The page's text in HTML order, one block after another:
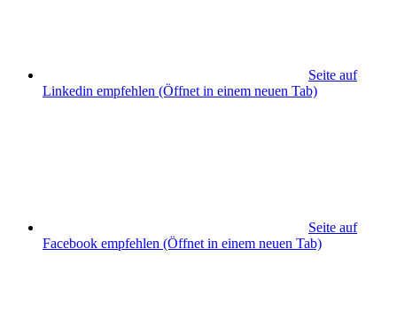
Seite auf
Linkedin empfehlen (Öffnet in einem neuen Tab)
Seite auf
Facebook empfehlen (Öffnet in einem neuen Tab)